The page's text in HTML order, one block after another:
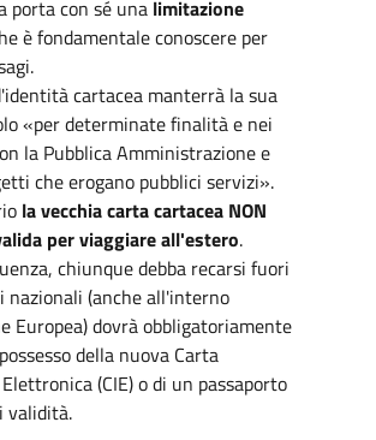
porta con sé una limitazione
è fondamentale conoscere per
cartacea manterrà la sua
«per determinate finalità e nei
la Pubblica Amministrazione e
che erogano pubblici servizi».
la vecchia carta cartacea NON
per viaggiare all'estero.
chiunque debba recarsi fuori
nazionali (anche all'interno
Europea) dovrà obbligatoriamente
della nuova Carta
(CIE) o di un passaporto
validità.